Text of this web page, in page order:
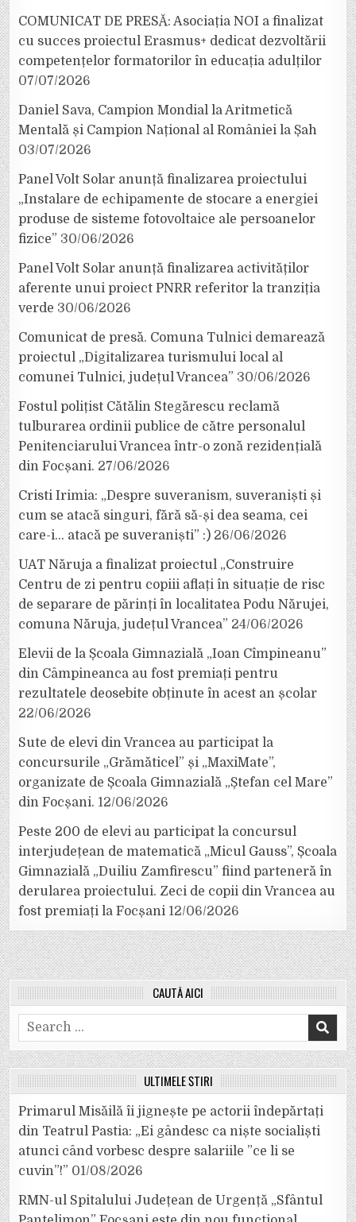
COMUNICAT DE PRESĂ: Asociația NOI a finalizat
cu succes proiectul Erasmus+ dedicat dezvoltării
competențelor formatorilor în educația adulților
07/07/2026
Daniel Sava, Campion Mondial la Aritmetică
Mentală și Campion Național al României la Șah
03/07/2026
Panel Volt Solar anunță finalizarea proiectului
„Instalare de echipamente de stocare a energiei
produse de sisteme fotovoltaice ale persoanelor
fizice” 30/06/2026
Panel Volt Solar anunță finalizarea activităților
aferente unui proiect PNRR referitor la tranziția
verde 30/06/2026
Comunicat de presă. Comuna Tulnici demarează
proiectul „Digitalizarea turismului local al
comunei Tulnici, județul Vrancea” 30/06/2026
Fostul polițist Cătălin Stegărescu reclamă
tulburarea ordinii publice de către personalul
Penitenciarului Vrancea într-o zonă rezidențială
din Focșani. 27/06/2026
Cristi Irimia: „Despre suveranism, suveraniști și
cum se atacă singuri, fără să-și dea seama, cei
care-i… atacă pe suveraniști” :) 26/06/2026
UAT Năruja a finalizat proiectul „Construire
Centru de zi pentru copiii aflați în situație de risc
de separare de părinți în localitatea Podu Nărujei,
comuna Năruja, județul Vrancea” 24/06/2026
Elevii de la Școala Gimnazială „Ioan Cîmpineanu”
din Câmpineanca au fost premiați pentru
rezultatele deosebite obținute în acest an școlar
22/06/2026
Sute de elevi din Vrancea au participat la
concursurile „Grămăticel” și „MaxiMate”,
organizate de Școala Gimnazială „Ștefan cel Mare”
din Focșani. 12/06/2026
Peste 200 de elevi au participat la concursul
interjudețean de matematică „Micul Gauss”, Școala
Gimnazială „Duiliu Zamfirescu” fiind parteneră în
derularea proiectului. Zeci de copii din Vrancea au
fost premiați la Focșani 12/06/2026
CAUTĂ AICI
Search
for:
ULTIMELE ȘTIRI
Primarul Misăilă îi jignește pe actorii îndepărtați
din Teatrul Pastia: „Ei gândesc ca niște socialiști
atunci când vorbesc despre salariile ”ce li se
cuvin”!” 01/08/2026
RMN-ul Spitalului Județean de Urgență „Sfântul